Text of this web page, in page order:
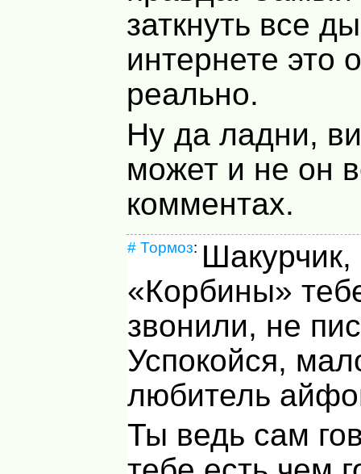
заткнуть все
интернете это
реально.
Ну да ладни,
может и не он
комментах.
# Тормоз: Шакурчик,
«Корбины»
звонили, не
Успокойся,
любитель
Ты ведь сам